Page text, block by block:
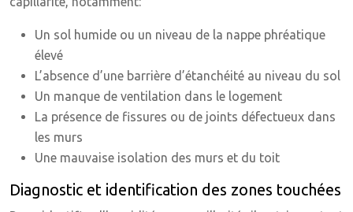
Un sol humide ou un niveau de la nappe phréatique
élevé
L’absence d’une barrière d’étanchéité au niveau du sol
Un manque de ventilation dans le logement
La présence de fissures ou de joints défectueux dans
les murs
Une mauvaise isolation des murs et du toit
Diagnostic et identification des zones touchées